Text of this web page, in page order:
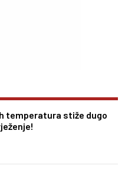
temperatura stiže dugo